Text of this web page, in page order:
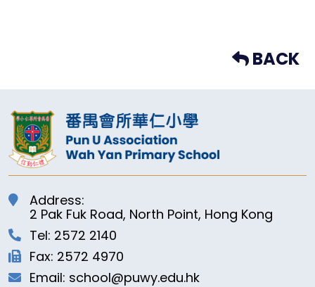
BACK
Address:
2 Pak Fuk Road, North Point, Hong Kong
Tel: 2572 2140
Fax: 2572 4970
Email: school@puwy.edu.hk